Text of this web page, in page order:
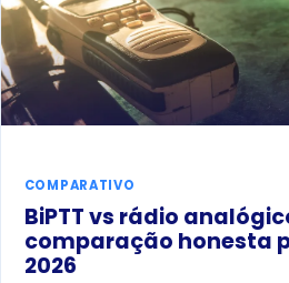
COMPARATIVO
BiPTT vs rádio
comparação honesta
2026